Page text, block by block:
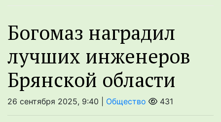
Богомаз наградил
лучших инженеров
Брянской области
26 сентября 2025, 9:40 | Общество 431